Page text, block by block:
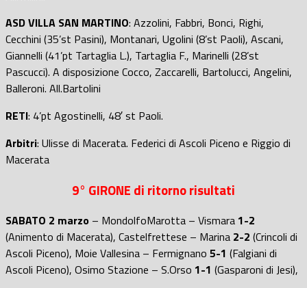
ASD VILLA SAN MARTINO: Azzolini, Fabbri, Bonci, Righi,
Cecchini (35’st Pasini), Montanari, Ugolini (8’st Paoli), Ascani,
Giannelli (41’pt Tartaglia L.), Tartaglia F., Marinelli (28’st
Pascucci). A disposizione Cocco, Zaccarelli, Bartolucci, Angelini,
Balleroni. All.Bartolini
RETI: 4’pt Agostinelli, 48′ st Paoli.
Arbitri: Ulisse di Macerata. Federici di Ascoli Piceno e Riggio di
Macerata
9° GIRONE di ritorno risultati
SABATO 2 marzo – MondolfoMarotta – Vismara1-2
(Animento di Macerata), Castelfrettese – Marina 2-2 (Crincoli di
Ascoli Piceno), Moie Vallesina – Fermignano 5-1 (Falgiani di
Ascoli Piceno), Osimo Stazione – S.Orso 1-1 (Gasparoni di Jesi),